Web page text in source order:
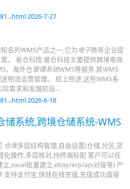
2026-7-27
名的WMS产品之一,它为电子商务企业提
。 易仓科技:易仓科技主要提供跨境电商
、海外仓管理系统WMS等服务,其WMS
物流运营管理。 综上所述,这些WMS系
需求和发展阶段...
2026-6-18
储系统,跨境仓储系统-WMS
仓库多层结构管理,自由设置(仓储,分区,货
化操作,多层核对,持终端标配 客户可以任
立,excel批量建立,ebay/erp/api对接等) 产
支持支付宝,快钱在线充值,充值成功直接